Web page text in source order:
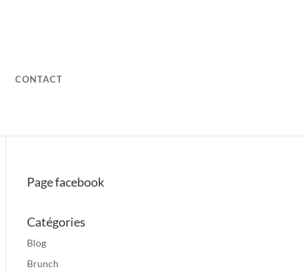
CONTACT
Page facebook
Catégories
Blog
Brunch